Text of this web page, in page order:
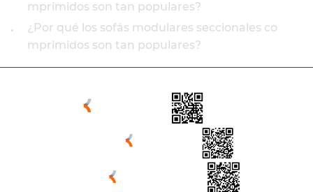
mprimidos son tan populares?
•
¿Por qué los sofás modulares seccionales co
mprimidos son tan populares?